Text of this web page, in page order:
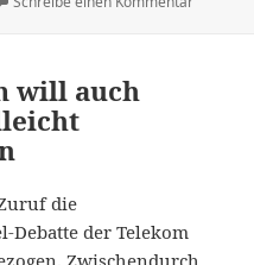
will auch
die
Debatte der Telekom